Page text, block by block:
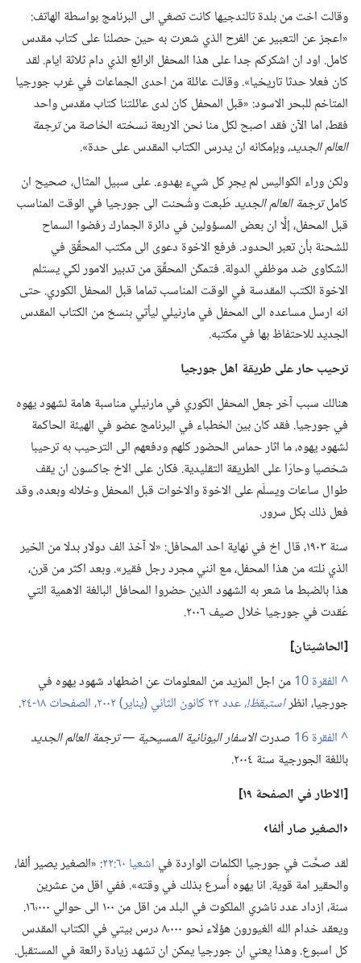
وقالت اخت من بلدة تالندجيها كانت تصغي الى البرنامج بواسطة الهاتف:‏
«اعجز عن التعبير عن الفرح الذي شعرت به حين حصلنا على كتاب مقدس
كامل.‏ اود ان اشكركم جدا على هذا المحفل الرائع الذي دام ثلاثة ايام.‏ لقد
كان فعلا حدثا تاريخيا».‏ وقالت عائلة من احدى الجماعات في غرب جورجيا
المتاخم للبحر الاسود:‏ «قبل المحفل كان لدى عائلتنا كتاب مقدس واحد
فقط،‏ اما الآن فقد اصبح لكل منا نحن الاربعة نسخته الخاصة منترجمة
العالم الجديد،‏وبإمكانه ان يدرس الكتاب المقدس على حدة».‏
ولكن وراء الكواليس لم يجرِ كل شيء بهدوء.‏ على سبيل المثال،‏ صحيح ان
كاملترجمة العالم الجديد طُبعت وشُحنت الى جورجيا في الوقت المناسب
قبل المحفل،‏ إلَّا ان بعض المسؤولين في دائرة الجمارك رفضوا السماح
للشحنة بأن تعبر الحدود.‏ فرفع الاخوة دعوى الى مكتب المحقِّق في
الشكاوى ضد موظفي الدولة.‏ فتمكّن المحقِّق من تدبير الامور لكي يستلم
الاخوة الكتب المقدسة في الوقت المناسب تماما قبل المحفل الكوري.‏ حتى
انه ارسل مساعده الى المحفل في مارنيلي ليأتي بنسخ من الكتاب المقدس
الجديد للاحتفاظ بها في مكتبه.‏
ترحيب حار على طريقة اهل جورجيا
هنالك سبب آخر جعل المحفل الكوري في مارنيلي مناسبة هامة لشهود يهوه
في جورجيا.‏ فقد كان بين الخطباء في البرنامج عضو في الهيئة الحاكمة
لشهود يهوه،‏ ما اثار حماس الحضور كلهم ودفعهم الى الترحيب به ترحيبا
شخصيا وحارّا على الطريقة التقليدية.‏ فكان على الاخ جاكسون ان يقف
طوال ساعات ويسلّم على الاخوة والاخوات قبل المحفل وخلاله وبعده،‏ وقد
فعل ذلك بكل سرور.‏
سنة ١٩٠٣،‏ قال اخ في نهاية احد المحافل:‏ «لا آخذ الف دولار بدلا من الخير
الذي نلته من هذا المحفل،‏ مع انني مجرد رجل فقير».‏ وبعد اكثر من قرن،‏
هذا بالضبط ما شعر به الشهود الذين حضروا المحافل البالغة الاهمية التي
عُقدت في جورجيا خلال صيف ٢٠٠٦.‏
‏[الحاشيتان]‏
^
من اجل المزيد من المعلومات عن اضطهاد شهود يهوه في
جورجيا،‏ انظراستيقظ!‏،‏عدد ٢٢ كانون الثاني (‏يناير)‏ ٢٠٠٢،‏ الصفحات ١٨-‏٢٤
‏.‏
^
صدرتالاسفار اليونانية المسيحية —‏ ترجمة العالم الجديد
باللغة الجورجية سنة ٢٠٠٤.‏
‏[الاطار في الصفحة ١٩]‏
‏‹الصغير صار ألفا›‏
لقد صحَّت في جورجيا الكلمات الواردة في اشعيا ٦٠:‏٢٢
‏:‏ «الصغير يصير ألفا،‏
والحقير امة قوية.‏ انا يهوه أُسرع بذلك في وقته».‏ ففي اقل من عشرين
سنة،‏ ازداد عدد ناشري الملكوت في البلد من اقل من ١٠٠ الى حوالي ١٦٬٠٠٠.‏
ويعقد خدام الله الغيورون هؤلاء نحو ٨٬٠٠٠ درس بيتي في الكتاب المقدس
كل اسبوع.‏ وهذا يعني ان جورجيا يمكن ان تشهد زيادة رائعة في المستقبل.‏